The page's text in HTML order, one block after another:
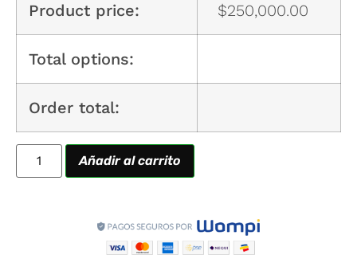
Product price: $250,000.00
Total options:
Order total:
Añadir al carrito